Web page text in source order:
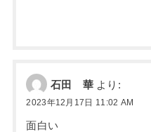
石田 華 より:
2023年12月17日 11:02 AM
面白い